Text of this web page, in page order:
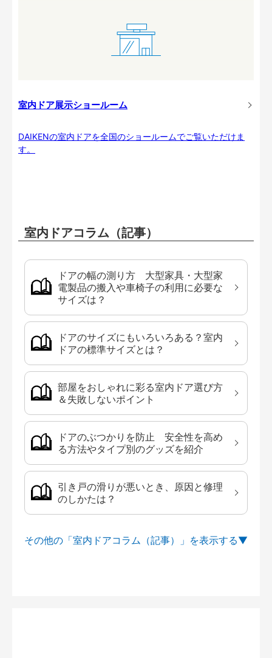
室内ドア展示ショールーム
DAIKENの室内ドアを全国のショールームでご覧いただけま
す。
室内ドアコラム（記事）
ドアの幅の測り方 大型家具・大型家
電製品の搬入や車椅子の利用に必要な
サイズは？
ドアのサイズにもいろいろある？室内
ドアの標準サイズとは？
部屋をおしゃれに彩る室内ドア選び方
＆失敗しないポイント
ドアのぶつかりを防止 安全性を高め
る方法やタイプ別のグッズを紹介
引き戸の滑りが悪いとき、原因と修理
のしかたは？
その他の「室内ドアコラム（記事）」を